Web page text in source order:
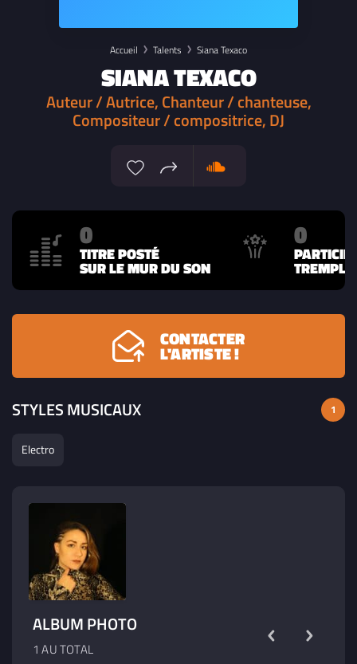
Accueil Talents Siana Texaco
SIANA TEXACO
Auteur / Autrice, Chanteur / chanteuse,
Compositeur / compositrice, DJ
0
TITRE POSTÉ
SUR LE MUR DU SON
0
CONTACTER
L'ARTISTE !
STYLES MUSICAUX 1
Electro
ALBUM PHOTO
1 AU TOTAL